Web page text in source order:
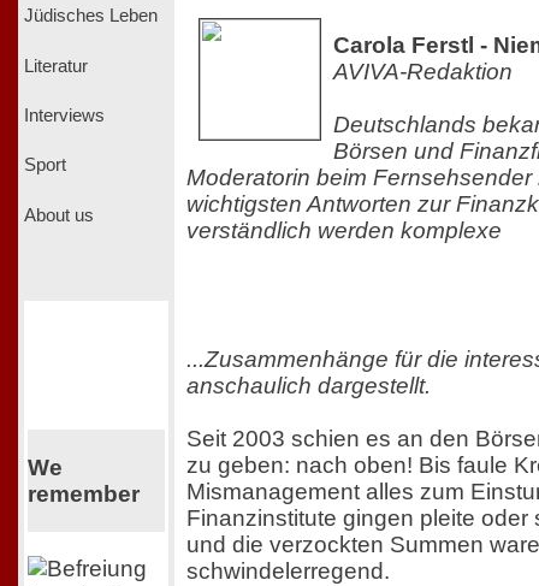
Jüdisches Leben
Literatur
Interviews
Sport
About us
We
remember
Carola Ferstl -
AVIVA-Redaktion
Deutschlands
Börsen und
Moderatorin beim Fernsehsender
wichtigsten Antworten zur
verständlich werden komplexe
...Zusammenhänge für die
anschaulich dargestellt.
Seit 2003 schien es an den
zu geben: nach oben! Bis faule
Mismanagement alles zum
Finanzinstitute gingen pleite oder
und die verzockten Summen
schwindelerregend.